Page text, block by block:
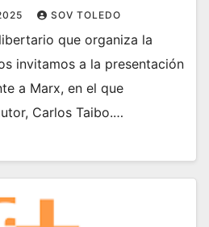
SOV TOLEDO
que organiza la
invitamos a la presentación
a Marx, en el que
Carlos Taibo.…